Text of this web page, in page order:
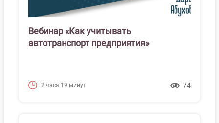
Вебинар «Как учитывать
автотранспорт предприятия»
2 часа 19 минут 74